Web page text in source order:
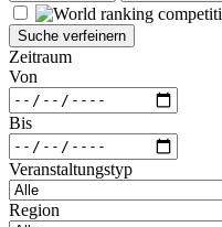
Suche verfeinern
Zeitraum
Von
Bis
Veranstaltungstyp
Region